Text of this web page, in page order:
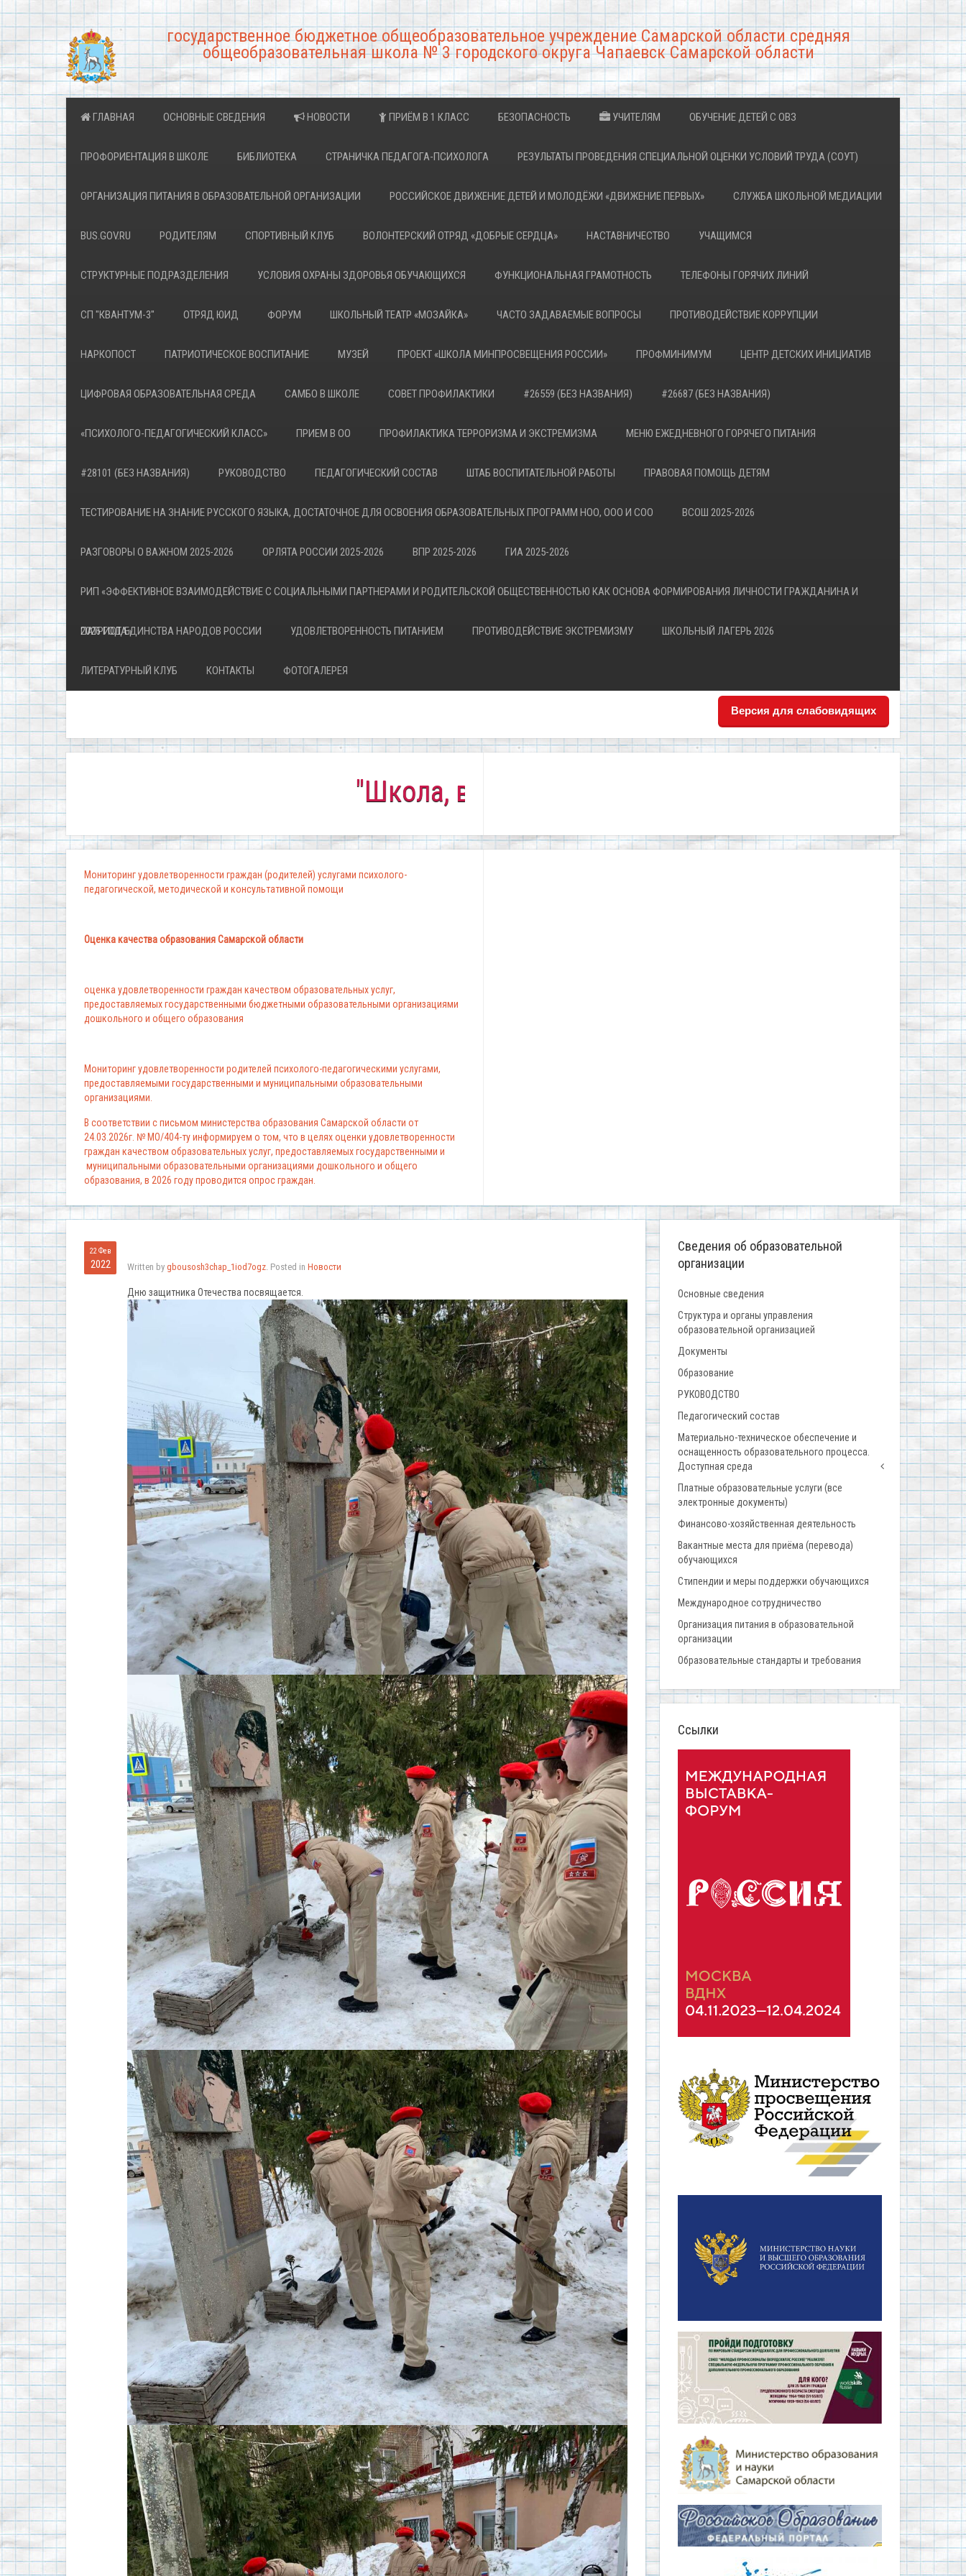
государственное бюджетное общеобразовательное учреждение Самарской области средняя
общеобразовательная школа № 3 городского округа Чапаевск Самарской области
ГЛАВНАЯ ОСНОВНЫЕ СВЕДЕНИЯ НОВОСТИ ПРИЁМ В 1 КЛАСС БЕЗОПАСНОСТЬ УЧИТЕЛЯМ ОБУЧЕНИЕ ДЕТЕЙ С ОВЗ
ПРОФОРИЕНТАЦИЯ В ШКОЛЕ БИБЛИОТЕКА СТРАНИЧКА ПЕДАГОГА-ПСИХОЛОГА РЕЗУЛЬТАТЫ ПРОВЕДЕНИЯ СПЕЦИАЛЬНОЙ ОЦЕНКИ УСЛОВИЙ ТРУДА (СОУТ)
ОРГАНИЗАЦИЯ ПИТАНИЯ В ОБРАЗОВАТЕЛЬНОЙ ОРГАНИЗАЦИИ РОССИЙСКОЕ ДВИЖЕНИЕ ДЕТЕЙ И МОЛОДЁЖИ «ДВИЖЕНИЕ ПЕРВЫХ» СЛУЖБА ШКОЛЬНОЙ МЕДИАЦИИ
BUS.GOV.RU РОДИТЕЛЯМ СПОРТИВНЫЙ КЛУБ ВОЛОНТЕРСКИЙ ОТРЯД «ДОБРЫЕ СЕРДЦА» НАСТАВНИЧЕСТВО УЧАЩИМСЯ
СТРУКТУРНЫЕ ПОДРАЗДЕЛЕНИЯ УСЛОВИЯ ОХРАНЫ ЗДОРОВЬЯ ОБУЧАЮЩИХСЯ ФУНКЦИОНАЛЬНАЯ ГРАМОТНОСТЬ ТЕЛЕФОНЫ ГОРЯЧИХ ЛИНИЙ
СП "КВАНТУМ-3" ОТРЯД ЮИД ФОРУМ ШКОЛЬНЫЙ ТЕАТР «МОЗАЙКА» ЧАСТО ЗАДАВАЕМЫЕ ВОПРОСЫ ПРОТИВОДЕЙСТВИЕ КОРРУПЦИИ
НАРКОПОСТ ПАТРИОТИЧЕСКОЕ ВОСПИТАНИЕ МУЗЕЙ ПРОЕКТ «ШКОЛА МИНПРОСВЕЩЕНИЯ РОССИИ» ПРОФМИНИМУМ ЦЕНТР ДЕТСКИХ ИНИЦИАТИВ
ЦИФРОВАЯ ОБРАЗОВАТЕЛЬНАЯ СРЕДА САМБО В ШКОЛЕ СОВЕТ ПРОФИЛАКТИКИ #26559 (БЕЗ НАЗВАНИЯ) #26687 (БЕЗ НАЗВАНИЯ)
«ПСИХОЛОГО-ПЕДАГОГИЧЕСКИЙ КЛАСС» ПРИЕМ В ОО ПРОФИЛАКТИКА ТЕРРОРИЗМА И ЭКСТРЕМИЗМА МЕНЮ ЕЖЕДНЕВНОГО ГОРЯЧЕГО ПИТАНИЯ
#28101 (БЕЗ НАЗВАНИЯ) РУКОВОДСТВО ПЕДАГОГИЧЕСКИЙ СОСТАВ ШТАБ ВОСПИТАТЕЛЬНОЙ РАБОТЫ ПРАВОВАЯ ПОМОЩЬ ДЕТЯМ
ТЕСТИРОВАНИЕ НА ЗНАНИЕ РУССКОГО ЯЗЫКА, ДОСТАТОЧНОЕ ДЛЯ ОСВОЕНИЯ ОБРАЗОВАТЕЛЬНЫХ ПРОГРАММ НОО, ООО И СОО ВСОШ 2025-2026
РАЗГОВОРЫ О ВАЖНОМ 2025-2026 ОРЛЯТА РОССИИ 2025-2026 ВПР 2025-2026 ГИА 2025-2026
РИП «ЭФФЕКТИВНОЕ ВЗАИМОДЕЙСТВИЕ С СОЦИАЛЬНЫМИ ПАРТНЕРАМИ И РОДИТЕЛЬСКОЙ ОБЩЕСТВЕННОСТЬЮ КАК ОСНОВА ФОРМИРОВАНИЯ ЛИЧНОСТИ ГРАЖДАНИНА И
ПАТРИОТА»
2026 ГОД ЕДИНСТВА НАРОДОВ РОССИИ УДОВЛЕТВОРЕННОСТЬ ПИТАНИЕМ ПРОТИВОДЕЙСТВИЕ ЭКСТРЕМИЗМУ ШКОЛЬНЫЙ ЛАГЕРЬ 2026
ЛИТЕРАТУРНЫЙ КЛУБ КОНТАКТЫ ФОТОГАЛЕРЕЯ
Версия для слабовидящих
"Школа, в которой комфортно всем!"
Мониторинг удовлетворенности граждан (родителей) услугами психолого-
педагогической, методической и консультативной помощи
Оценка качества образования Самарской области
оценка удовлетворенности граждан качеством образовательных услуг,
предоставляемых государственными бюджетными образовательными организациями
дошкольного и общего образования
Мониторинг удовлетворенности родителей психолого-педагогическими услугами,
предоставляемыми государственными и муниципальными образовательными
организациями.
В соответствии с письмом министерства образования Самарской области от
24.03.2026г. № МО/404-ту информируем о том, что в целях оценки удовлетворенности
граждан качеством образовательных услуг, предоставляемых государственными и
муниципальными образовательными организациями дошкольного и общего
образования, в 2026 году проводится опрос граждан.
22 Фев
2022 Written by gbousosh3chap_1iod7ogz. Posted in Новости
Дню защитника Отечества посвящается.
Сведения об образовательной
организации
Основные сведения
Структура и органы управления
образовательной организацией
Документы
Образование
РУКОВОДСТВО
Педагогический состав
Материально-техническое обеспечение и
оснащенность образовательного процесса.
Доступная среда
Платные образовательные услуги (все
электронные документы)
Финансово-хозяйственная деятельность
Вакантные места для приёма (перевода)
обучающихся
Стипендии и меры поддержки обучающихся
Международное сотрудничество
Организация питания в образовательной
организации
Образовательные стандарты и требования
Ссылки